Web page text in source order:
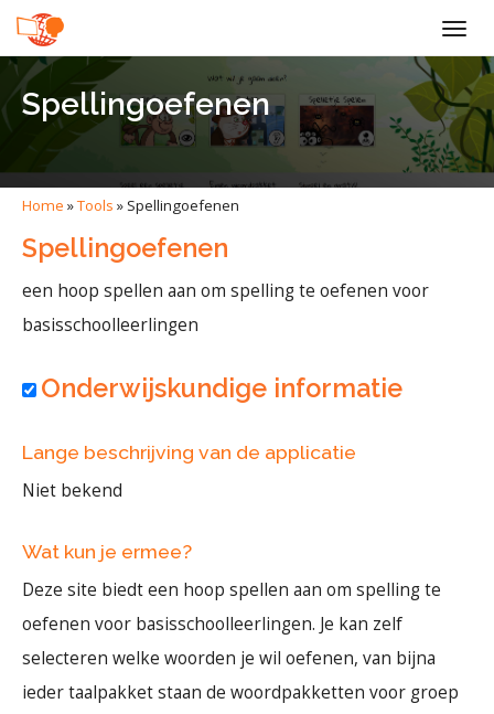
Spellingoefenen
Home »Tools » Spellingoefenen
Spellingoefenen
een hoop spellen aan om spelling te oefenen voor
basisschoolleerlingen
Onderwijskundige informatie
Lange beschrijving van de applicatie
Niet bekend
Wat kun je ermee?
Deze site biedt een hoop spellen aan om spelling te
oefenen voor basisschoolleerlingen. Je kan zelf
selecteren welke woorden je wil oefenen, van bijna
ieder taalpakket staan de woordpakketten voor groep